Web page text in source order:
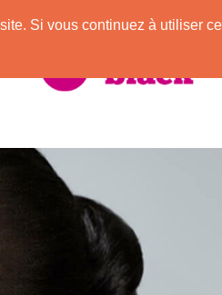
Si vous continuez à utiliser